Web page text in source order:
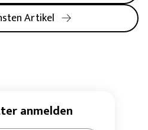
Artikel
anmelden